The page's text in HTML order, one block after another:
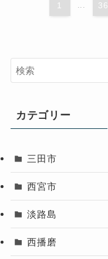
1 ... 36
カテゴリー
三田市
西宮市
淡路島
西播磨